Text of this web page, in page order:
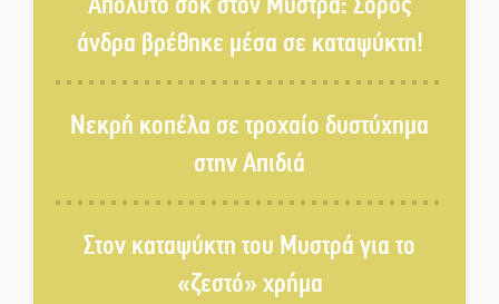
δίνει «χρώμα» στον Αύγουστο
του Λαχίου
Χασισοφυτεία στην
άνδρα βρέθηκε μέσα σε καταψύκτη!
Νεκρή κοπέλα σε τροχαίο δυστύχημα
στην Απιδιά
Στον καταψύκτη του Μυστρά για το
«ζεστό» χρήμα